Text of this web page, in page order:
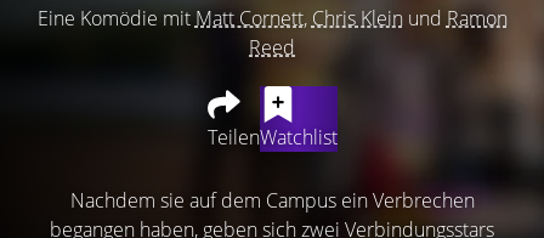
Eine Komödie mit Matt Cornett, Chris Kleinund Ramon
Reed
TeilenWatchlist
Nachdem sie auf dem Campus ein Verbrechen
begangen haben, geben sich zwei Verbindungsstars